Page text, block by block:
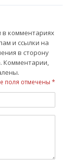
комментариях
и ссылки на
в сторону
Комментарии,
поля отмечены *